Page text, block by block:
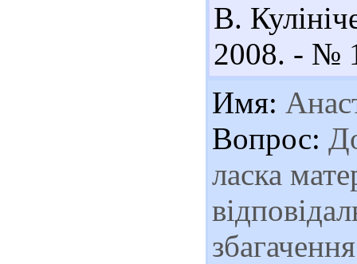
В.
2008. - №
Имя:
Вопрос:
ласка